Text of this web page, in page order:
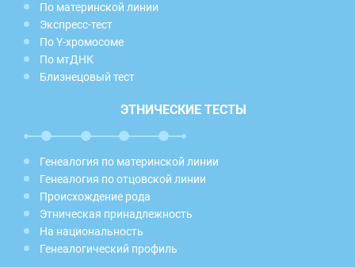
По материнской линии
Экспресс-тест
По Y-хромосоме
По мтДНК
Близнецовый тест
ЭТНИЧЕСКИЕ ТЕСТЫ
Генеалогия по материнской линии
Генеалогия по отцовской линии
Происхождение рода
Этническая принадлежность
На национальность
Генеалогический профиль